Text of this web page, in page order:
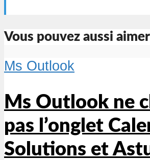
Vous pouvez aussi aimer
Ms Outlook
Ms Outlook ne
pas l’onglet
Solutions et